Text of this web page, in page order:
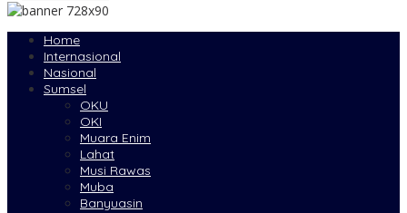
Home
Internasional
Nasional
Sumsel
OKU
OKI
Muara Enim
Lahat
Musi Rawas
Muba
Banyuasin